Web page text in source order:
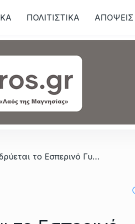
ΠΟΛΙΤΙΣΤΙΚΑ ΑΠΟΨΕΙΣ
/ Ζ. Μακρή: «Ιδρύεται το Εσπερινό Γυμνάσιο Αλμυρού»